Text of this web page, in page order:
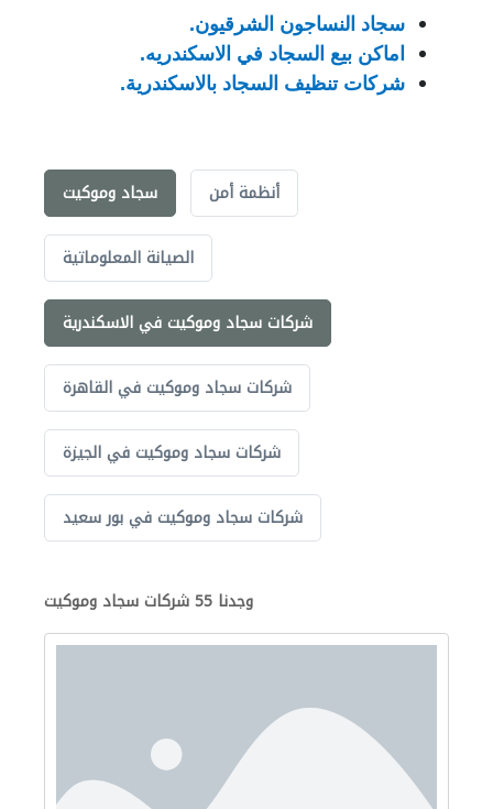
سجاد النساجون الشرقيون.
اماكن بيع السجاد في الاسكندريه.
شركات تنظيف السجاد بالاسكندرية.
سجاد وموكيت أنظمة أمن
الصيانة المعلوماتية
شركات سجاد وموكيت في الاسكندرية
شركات سجاد وموكيت في القاهرة
شركات سجاد وموكيت في الجيزة
شركات سجاد وموكيت في بور سعيد
وجدنا 55 شركات سجاد وموكيت